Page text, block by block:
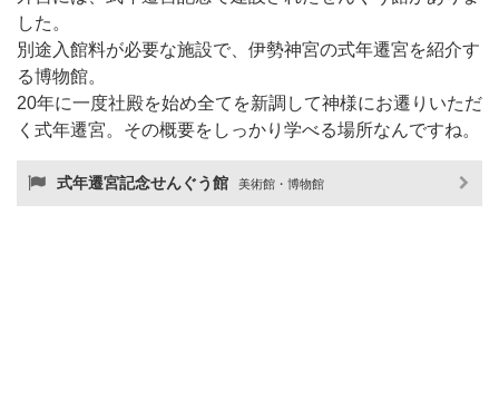
した。
別途入館料が必要な施設で、伊勢神宮の式年遷宮を紹介す
る博物館。
20年に一度社殿を始め全てを新調して神様にお遷りいただ
く式年遷宮。その概要をしっかり学べる場所なんですね。
式年遷宮記念せんぐう館 美術館・博物館